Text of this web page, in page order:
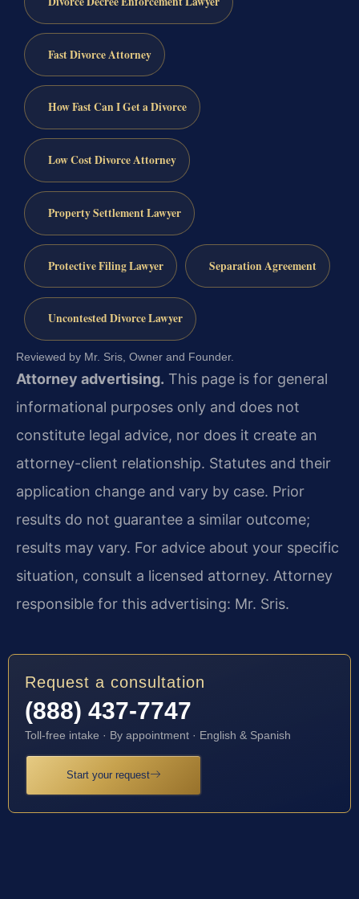
Fast Divorce Attorney
How Fast Can I Get a Divorce
Low Cost Divorce Attorney
Property Settlement Lawyer
Protective Filing Lawyer Separation Agreement
Uncontested Divorce Lawyer
Reviewed by Mr. Sris, Owner and Founder.
Attorney advertising. This page is for general
informational purposes only and does not
constitute legal advice, nor does it create an
attorney-client relationship. Statutes and their
application change and vary by case. Prior
results do not guarantee a similar outcome;
results may vary. For advice about your specific
situation, consult a licensed attorney. Attorney
responsible for this advertising: Mr. Sris.
Request a consultation
(888) 437-7747
Toll-free intake · By appointment · English & Spanish
Start your request